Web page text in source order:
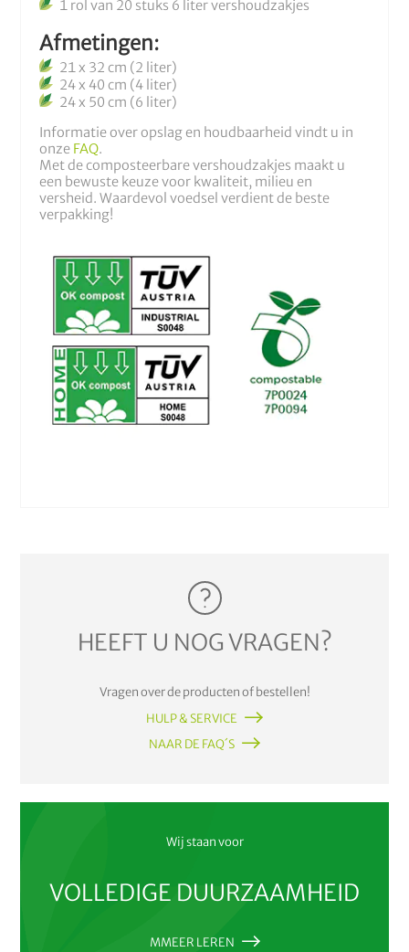
1 rol van 20 stuks 6 liter vershoudzakjes
Afmetingen:
21 x 32 cm (2 liter)
24 x 40 cm (4 liter)
24 x 50 cm (6 liter)
Informatie over opslag en houdbaarheid vindt u in
onze FAQ.
Met de composteerbare vershoudzakjes maakt u
een bewuste keuze voor kwaliteit, milieu en
versheid. Waardevol voedsel verdient de beste
verpakking!
HEEFT U NOG VRAGEN?
Vragen over de producten of bestellen!
HULP & SERVICE
NAAR DE FAQ´S
Wij staan voor
VOLLEDIGE DUURZAAMHEID
MMEER LEREN